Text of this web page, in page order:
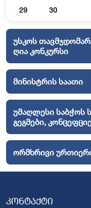
29 30
უსკოს
ღია კონკურსი
მინისტრის საათი
უმაღლესი საბჭოს
გეგმები,
ორმხრივი
კონტაქტი